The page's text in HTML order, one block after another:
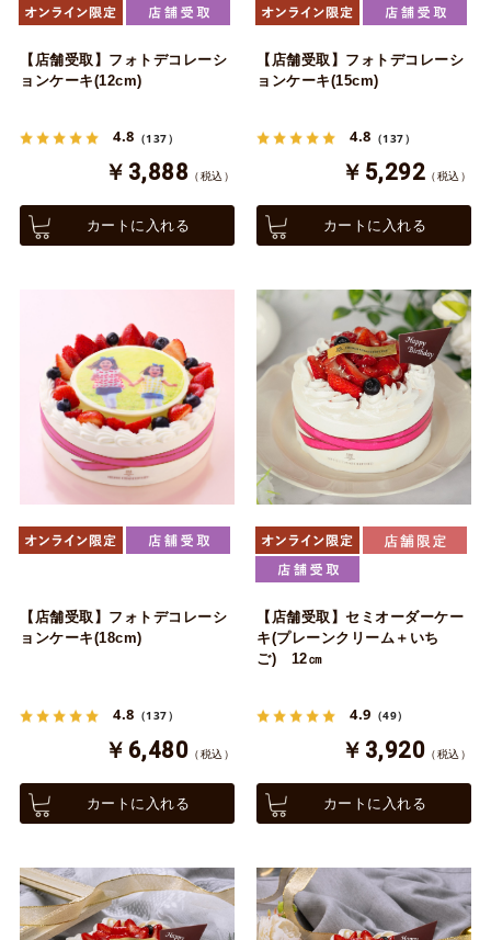
【店舗受取】フォトデコレーシ
ョンケーキ(12cm)
4.8 （137）
￥3,888 （税込）
カートに入れる
【店舗受取】フォトデコレーシ
ョンケーキ(15cm)
4.8 （137）
￥5,292 （税込）
カートに入れる
【店舗受取】フォトデコレーシ
ョンケーキ(18cm)
4.8 （137）
￥6,480 （税込）
カートに入れる
【店舗受取】セミオーダーケー
キ(プレーンクリーム＋いち
ご) 12㎝
4.9 （49）
￥3,920 （税込）
カートに入れる